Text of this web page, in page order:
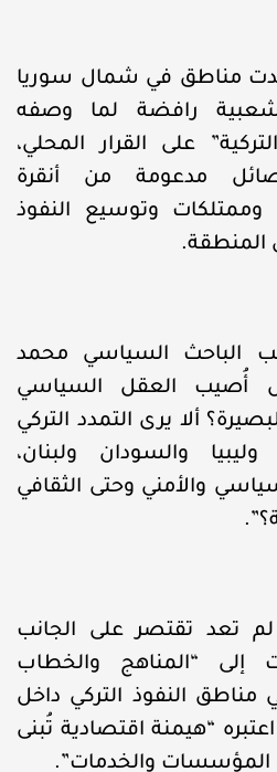
مناطق في شمال سوريا
شعبية رافضة لما وصفه
على القرار المحلي،
مدعومة من أنقرة
وتوسيع النفوذ
المنطقة.
الباحث السياسي محمد
أُصيب العقل السياسي
ألا يرى التمدد التركي
والسودان ولبنان،
والأمني وحتى الثقافي
تعد تقتصر على الجانب
إلى “المناهج والخطاب
مناطق النفوذ التركي داخل
“هيمنة اقتصادية تُبنى
المؤسسات والخدمات”.